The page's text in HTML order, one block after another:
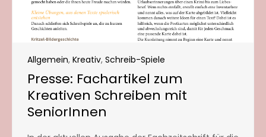
Allgemein, Kreativ, Schreib-Spiele
Presse: Fachartikel zum
Kreativen Schreiben mit
SeniorInnen